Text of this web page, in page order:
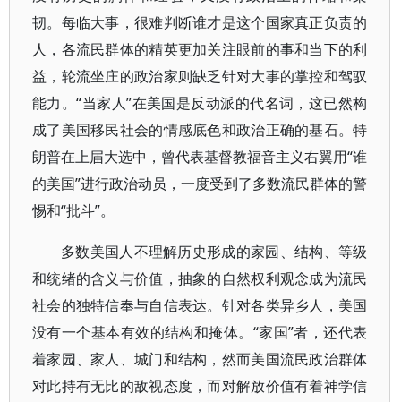
韧。每临大事，很难判断谁才是这个国家真正负责的
人，各流民群体的精英更加关注眼前的事和当下的利
益，轮流坐庄的政治家则缺乏针对大事的掌控和驾驭
能力。“当家人”在美国是反动派的代名词，这已然构
成了美国移民社会的情感底色和政治正确的基石。特
朗普在上届大选中，曾代表基督教福音主义右翼用“谁
的美国”进行政治动员，一度受到了多数流民群体的警
惕和“批斗”。
多数美国人不理解历史形成的家园、结构、等级
和统绪的含义与价值，抽象的自然权利观念成为流民
社会的独特信奉与自信表达。针对各类异乡人，美国
没有一个基本有效的结构和掩体。“家国”者，还代表
着家园、家人、城门和结构，然而美国流民政治群体
对此持有无比的敌视态度，而对解放价值有着神学信